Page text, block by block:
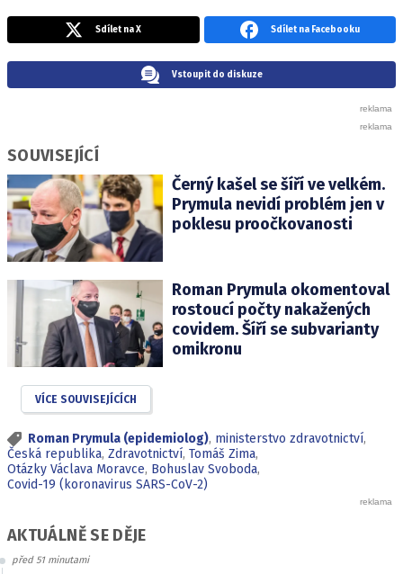
Sdílet na X Sdílet na Facebooku
Vstoupit do diskuze
SOUVISEJÍCÍ
Černý kašel se šíří ve velkém.
Prymula nevidí problém jen v
poklesu proočkovanosti
Roman Prymula okomentoval
rostoucí počty nakažených
covidem. Šíří se subvarianty
omikronu
VÍCE SOUVISEJÍCÍCH
Roman Prymula (epidemiolog), ministerstvo zdravotnictví,
Česká republika, Zdravotnictví, Tomáš Zima,
Otázky Václava Moravce, Bohuslav Svoboda,
Covid-19 (koronavirus SARS-CoV-2)
AKTUÁLNĚ SE DĚJE
před 51 minutami